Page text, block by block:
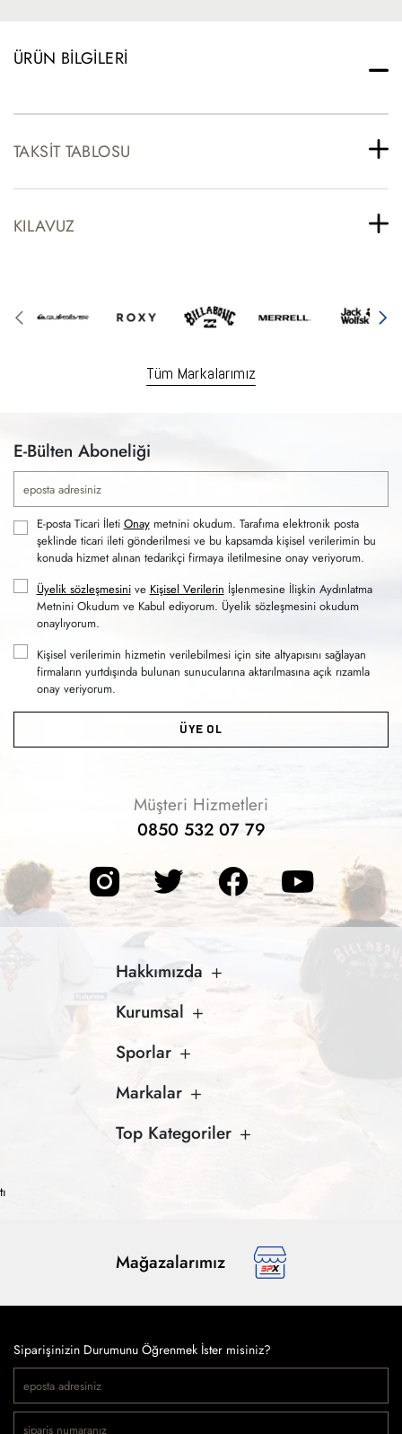
ÜRÜN BILGILERI
TAKSIT TABLOSU
KILAVUZ
Tüm Markalarımız
E-Bülten Aboneliği
E-posta Ticari İleti Onaymetnini okudum. Tarafıma elektronik posta
şeklinde ticari ileti gönderilmesi ve bu kapsamda kişisel verilerimin bu
konuda hizmet alınan tedarikçi firmaya iletilmesine onay veriyorum.
Üyelik sözleşmesinive Kişisel Verilerin İşlenmesine İlişkin Aydınlatma
Metnini Okudum ve Kabul ediyorum. Üyelik sözleşmesini okudum
onaylıyorum.
Kişisel verilerimin hizmetin verilebilmesi için site altyapısını sağlayan
firmaların yurtdışında bulunan sunucularına aktarılmasına açık rızamla
onay veriyorum.
ÜYE OL
Müşteri Hizmetleri
0850 532 07 79
Hakkımızda
Kurumsal
Sporlar
Markalar
Top Kategoriler
Mağazalarımız
Siparişinizin Durumunu Öğrenmek İster misiniz?